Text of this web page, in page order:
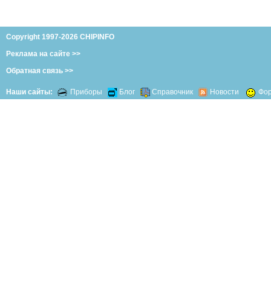
Copyright 1997-2026 CHIPINFO
Реклама на сайте >>
Обратная связь >>
Наши сайты: Приборы Блог Справочник Новости